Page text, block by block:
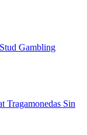
Gambling
Tragamonedas Sin